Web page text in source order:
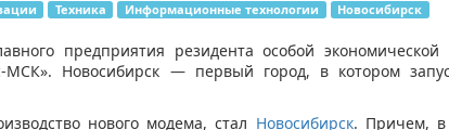
Техника Информационные технологии Новосибирск
предприятия резидента особой экономической
МСК». Новосибирск — первый город, в котором
нового модема, стал Новосибирск. Причем, в